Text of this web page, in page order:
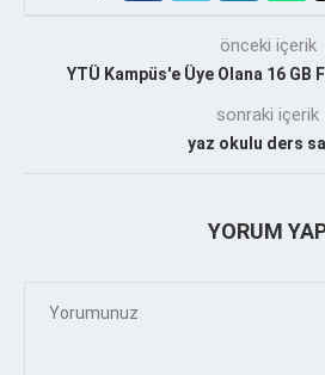
önceki içerik
YTÜ Kampüs'e Üye Olana 16 GB
sonraki içerik
yaz okulu ders
YORUM